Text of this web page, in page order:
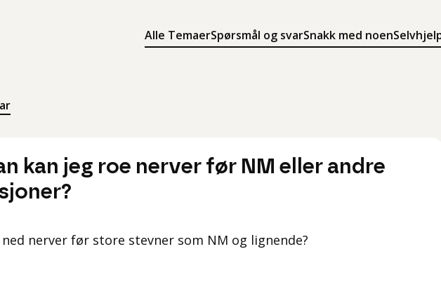
Alle TemaerSpørsmål og svarSnakk med noen
Søk
Meny
kan jeg roe nerver før NM eller andre
nerver før store stevner som NM og lignende?